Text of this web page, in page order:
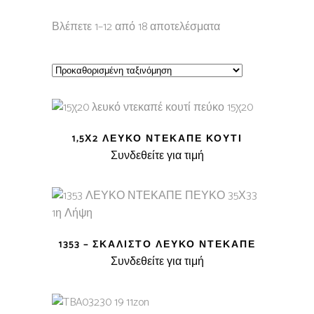
Βλέπετε 1–12 από 18 αποτελέσματα
1,5Χ2 ΛΕΥΚΌ ΝΤΕΚΑΠΈ ΚΟΥΤΊ
Συνδεθείτε για τιμή
1353 – ΣΚΑΛΙΣΤΌ ΛΕΥΚΌ ΝΤΕΚΑΠΈ
Συνδεθείτε για τιμή